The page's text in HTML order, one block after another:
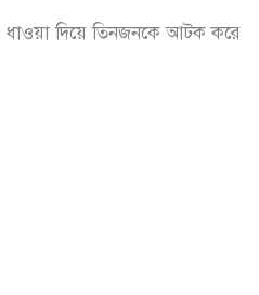
ধাওয়া দিয়ে তিনজনকে আটক করে